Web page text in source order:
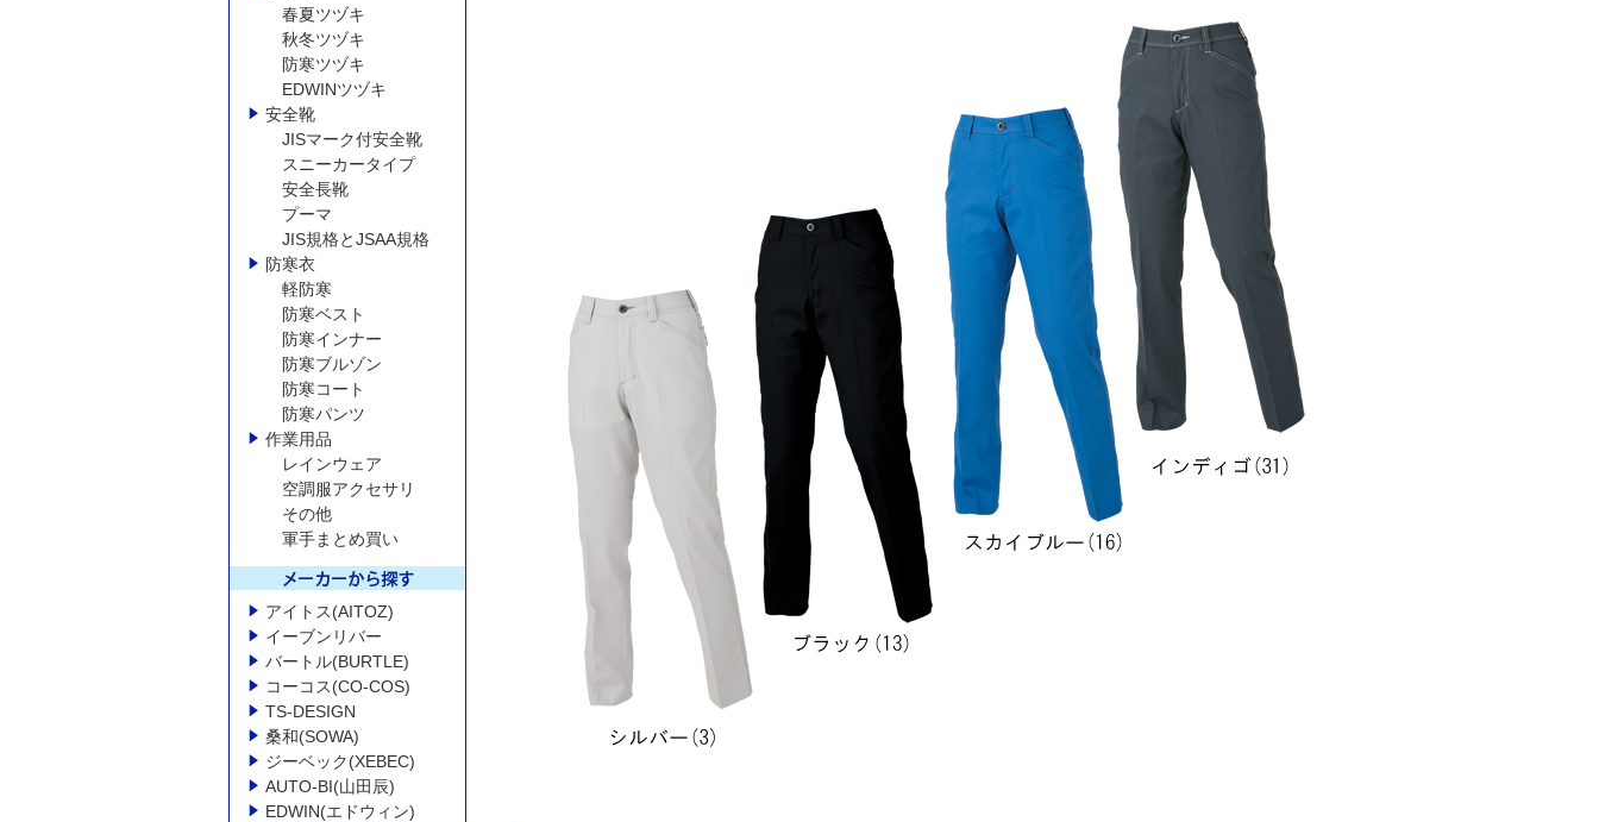
春夏ツヅキ
秋冬ツヅキ
防寒ツヅキ
EDWINツヅキ
安全靴
JISマーク付安全靴
スニーカータイプ
安全長靴
プーマ
JIS規格とJSAA規格
防寒衣
軽防寒
防寒ベスト
防寒インナー
防寒ブルゾン
防寒コート
防寒パンツ
作業用品
レインウェア
空調服アクセサリ
その他
軍手まとめ買い
アイトス(AITOZ)
イーブンリバー
バートル(BURTLE)
コーコス(CO-COS)
TS-DESIGN
桑和(SOWA)
ジーベック(XEBEC)
AUTO-BI(山田辰)
EDWIN(エドウィン)